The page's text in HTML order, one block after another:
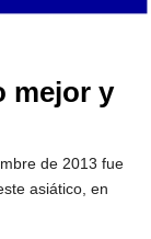
mejor y
de 2013 fue
asiático, en